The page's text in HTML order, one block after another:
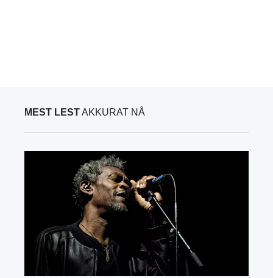
MEST LESTAKKURAT NÅ